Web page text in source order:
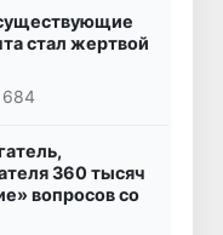
стал жертвой
360 тысяч
вопросов со